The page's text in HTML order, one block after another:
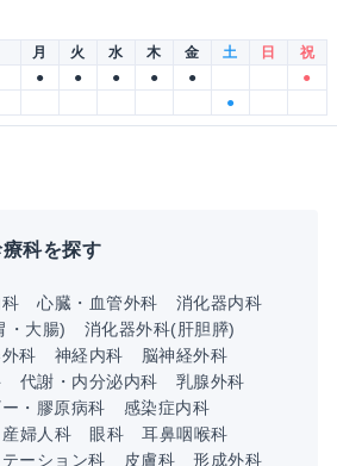
月 火 水 木 金 土 日
祝
● ● ● ● ●
●
●
科を探す
心臓・血管外科
消化器内科
・大腸)
消化器外科(肝胆膵)
科 神経内科
脳神経外科
代謝・内分泌内科
乳腺外科
・膠原病科
感染症内科
産婦人科 眼科
耳鼻咽喉科
ーション科 皮膚科
形成外科